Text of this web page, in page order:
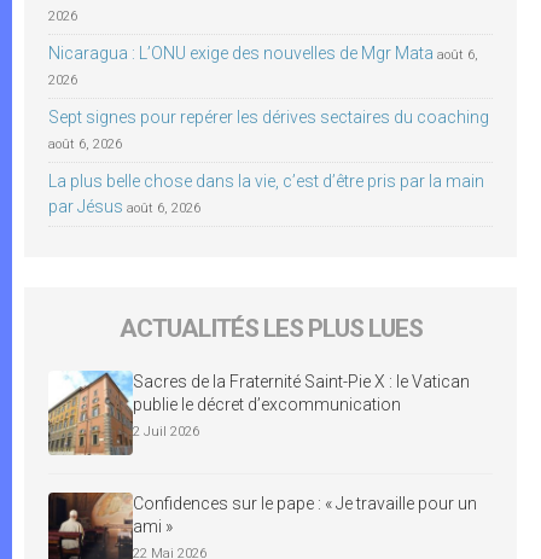
2026
Nicaragua : L’ONU exige des nouvelles de Mgr Mata août 6,
2026
Sept signes pour repérer les dérives sectaires du coaching
août 6, 2026
La plus belle chose dans la vie, c’est d’être pris par la main
par Jésus août 6, 2026
ACTUALITÉS LES PLUS LUES
Sacres de la Fraternité Saint-Pie X : le Vatican
publie le décret d’excommunication
2 Juil 2026
Confidences sur le pape : « Je travaille pour un
ami »
22 Mai 2026